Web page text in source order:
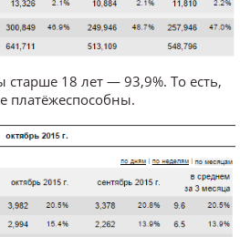
18 лет — 93,9%. То есть,
платёжеспособны.